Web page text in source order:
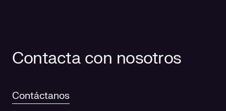
Contacta con nosotros
Contáctanos